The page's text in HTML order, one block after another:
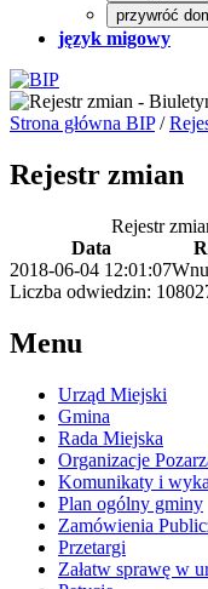
przywróć
język migowy
Strona główna BIP/
Rejestr zmian
Rejestr
Data
2018-06-04 12:01:07
Liczba odwiedzin:
Menu
Urząd Miejski
Gmina
Rada Miejska
Organizacje
Komunikaty i
Plan ogólny gminy
Zamówienia
Przetargi
Załatw sprawę w